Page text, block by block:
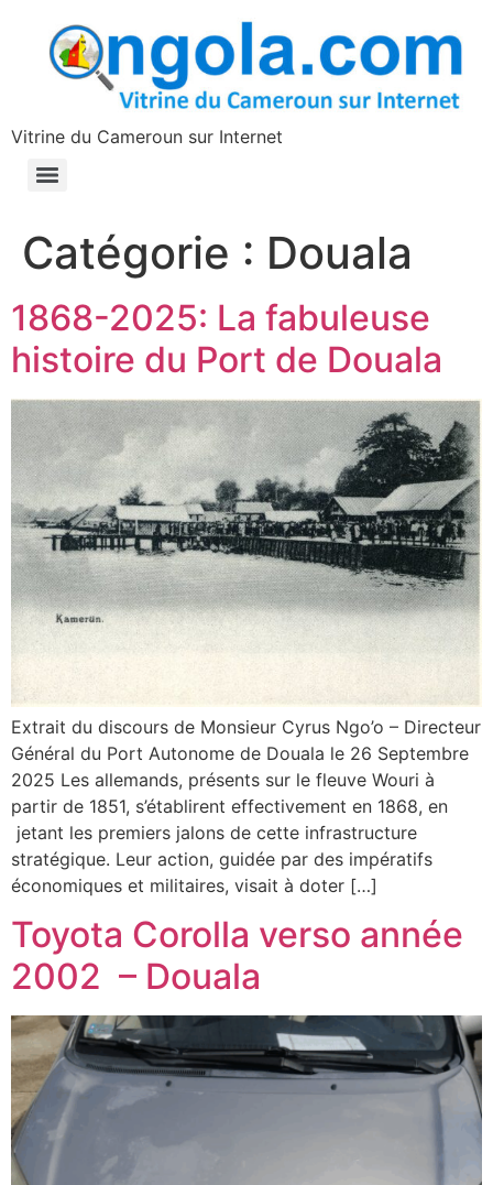
principal
Vitrine du Cameroun sur Internet
Catégorie : Douala
1868-2025: La fabuleuse
histoire du Port de Douala
Extrait du discours de Monsieur Cyrus Ngo’o – Directeur
Général du Port Autonome de Douala le 26 Septembre
2025 Les allemands, présents sur le fleuve Wouri à
partir de 1851, s’établirent effectivement en 1868, en
jetant les premiers jalons de cette infrastructure
stratégique. Leur action, guidée par des impératifs
économiques et militaires, visait à doter […]
Toyota Corolla verso année
2002 – Douala